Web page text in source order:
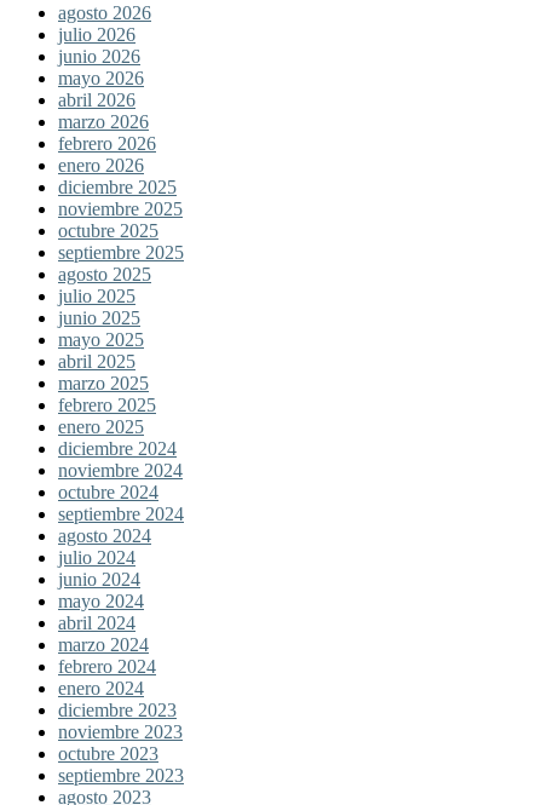
agosto 2026
julio 2026
junio 2026
mayo 2026
abril 2026
marzo 2026
febrero 2026
enero 2026
diciembre 2025
noviembre 2025
octubre 2025
septiembre 2025
agosto 2025
julio 2025
junio 2025
mayo 2025
abril 2025
marzo 2025
febrero 2025
enero 2025
diciembre 2024
noviembre 2024
octubre 2024
septiembre 2024
agosto 2024
julio 2024
junio 2024
mayo 2024
abril 2024
marzo 2024
febrero 2024
enero 2024
diciembre 2023
noviembre 2023
octubre 2023
septiembre 2023
agosto 2023